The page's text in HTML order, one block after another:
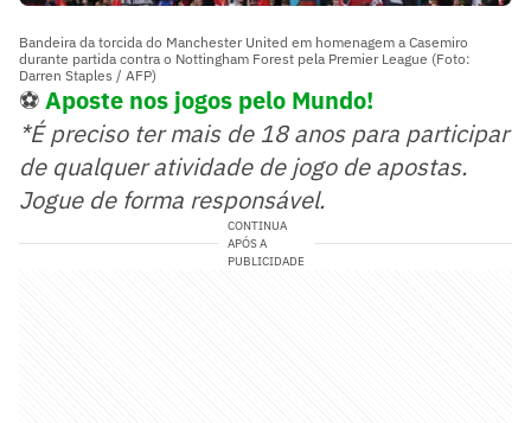
Bandeira da torcida do Manchester United em homenagem a Casemiro
durante partida contra o Nottingham Forest pela Premier League (Foto:
Darren Staples / AFP)
⚽Aposte nos jogos pelo Mundo!
*É preciso ter mais de 18 anos para participar
de qualquer atividade de jogo de apostas.
Jogue de forma responsável.
CONTINUA
APÓS A
PUBLICIDADE